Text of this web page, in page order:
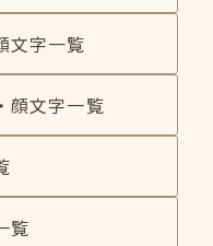
文字一覧
顔文字一覧
覧